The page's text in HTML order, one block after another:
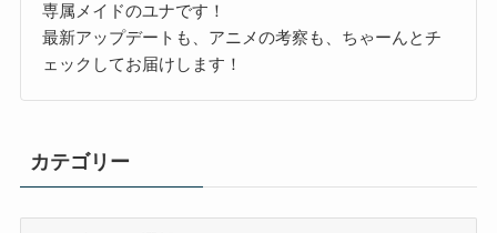
専属メイドのユナです！
最新アップデートも、アニメの考察も、ちゃーんとチ
ェックしてお届けします！
カテゴリー